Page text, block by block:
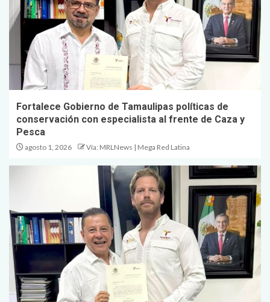
Fortalece Gobierno de Tamaulipas políticas de
conservación con especialista al frente de Caza y
Pesca
agosto 1, 2026 Vía: MRLNews | Mega Red Latina